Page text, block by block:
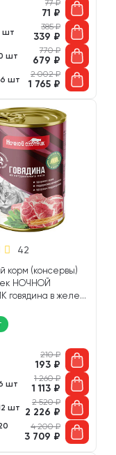
77₽
71 ₽
шт
385₽
339 ₽
шт
770₽
679 ₽
шт
2 002₽
1 765 ₽
42
корм (консервы)
НОЧНОЙ
говядина в желе
210₽
193 ₽
шт
1 260₽
1 113 ₽
шт
2 520₽
2 226 ₽
4 200₽
3 709 ₽